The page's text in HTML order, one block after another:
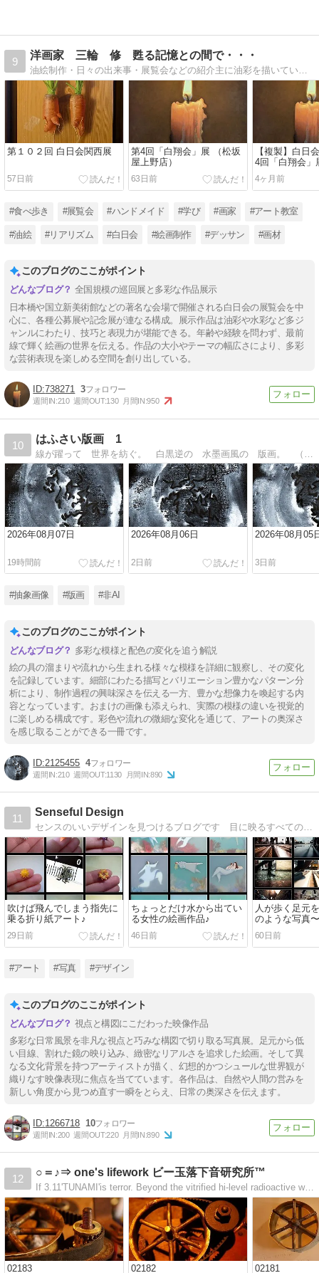
9
洋画家 三輪 修 甦る記憶との間で・・・
第１０２回 白日会関西展
57日前
第4回「白翔会」展 （松坂
屋上野店）
63日前
【複製】白日
4回「白翔会」
4ヶ月前
#食べ歩き #展覧会 #ハンドメイド #学び #画家 #アート教室
#油絵 #リアリズム #白日会 #絵画制作 #デッサン #画材
このブログのここがポイント
全国規模の巡回展と多彩な作品展示
日本橋や国立新美術館などの著名な会場で開催される白日会の展覧会を中
心に、各種公募展や記念展が連なる構成。展示作品は油彩や水彩など多ジ
ャンルにわたり、技巧と表現力が堪能できる。年齢や経験を問わず、最前
線で輝く絵画の世界を伝える。作品の大小やテーマの幅広さにより、多彩
な芸術表現を楽しめる空間を創り出している。
738271 3
週間IN:210 週間OUT:130 月間IN:950
10
はふさい版画 1
2026年08月07日
19時間前
2026年08月06日
2日前
2026年08月05
3日前
#抽象画像 #版画 #非AI
このブログのここがポイント
多彩な模様と配色の変化を追う解説
絵の具の溜まりや流れから生まれる様々な模様を詳細に観察し、その変化
を記録しています。細部にわたる描写とバリエーション豊かなパターン分
析により、制作過程の興味深さを伝える一方、豊かな想像力を喚起する内
容となっています。おまけの画像も添えられ、実際の模様の違いを視覚的
に楽しめる構成です。彩色や流れの微細な変化を通じて、アートの奥深さ
を感じ取ることができる一冊です。
2125455 4
週間IN:210 週間OUT:1130 月間IN:890
11
Senseful Design
センスのいいデザインを見つけるブログです 目に映るすべてのものが素敵で楽しく、心躍るような毎日を送りたいあなたに！
吹けば飛んでしまう指先に
乗る折り紙アート♪
29日前
ちょっとだけ水から出てい
る女性の絵画作品♪
46日前
人が歩く足元
のような写真
60日前
#アート #写真 #デザイン
このブログのここがポイント
視点と構図にこだわった映像作品
多彩な日常風景を非凡な視点と巧みな構図で切り取る写真展。足元から低
い目線、割れた鏡の映り込み、緻密なリアルさを追求した絵画。そして異
なる文化背景を持つアーティストが描く、幻想的かつシュールな世界観が
織りなす映像表現に焦点を当てています。各作品は、自然や人間の営みを
新しい角度から見つめ直す一瞬をとらえ、日常の奥深さを伝えます。
1266718 10
週間IN:200 週間OUT:220 月間IN:890
12
○＝♪⇒ one's lifework ビー玉落下音研究所™
If 3.11'TUNAMI'is terror. Beyond the vitrified hi-level radioactive waste.Doesn't do palladium plating to brass.
02183 02182 02181